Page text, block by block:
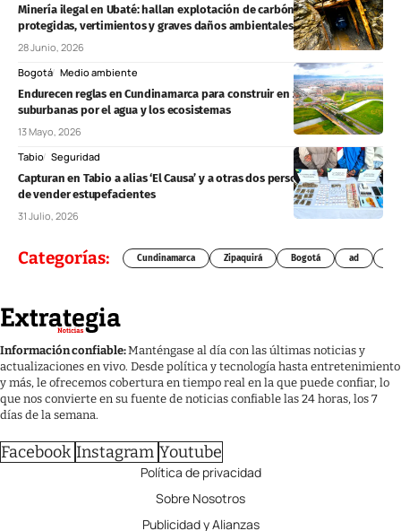
Minería ilegal en Ubaté: hallan explotación de carbón en zonas
protegidas, vertimientos y graves daños ambientales
28 Junio, 2026
Bogotá Medio ambiente
Endurecen reglas en Cundinamarca para construir en zonas rurales y
suburbanas por el agua y los ecosistemas
13 Mayo, 2026
Tabio Seguridad
Capturan en Tabio a alias ‘El Causa’ y a otras dos personas señaladas
de vender estupefacientes
31 Julio, 2026
Categorías: Cundinamarca Zipaquirá Bogotá ad
Información confiable:Manténgase al día con las últimas noticias y
actualizaciones en vivo. Desde política y tecnología hasta entretenimiento
y más, le ofrecemos cobertura en tiempo real en la que puede confiar, lo
que nos convierte en su fuente de noticias confiable las 24 horas, los 7
días de la semana.
Facebook Instagram Youtube
Política de privacidad
Sobre Nosotros
Publicidad y Alianzas